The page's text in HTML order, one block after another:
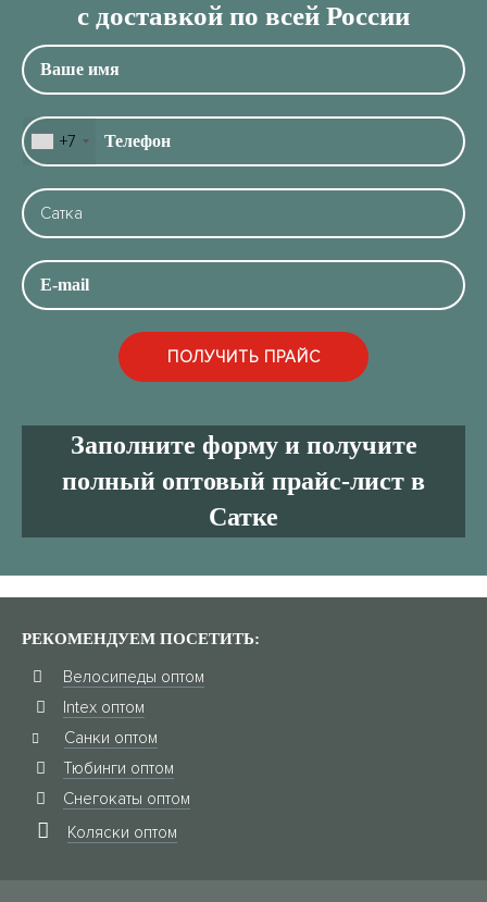
с доставкой по всей России
+7
Заполните форму и получите
полный оптовый прайс-лист в
Сатке
РЕКОМЕНДУЕМ ПОСЕТИТЬ:
Велосипеды оптом
Intex оптом
Санки оптом
Тюбинги оптом
Снегокаты оптом
Коляски оптом